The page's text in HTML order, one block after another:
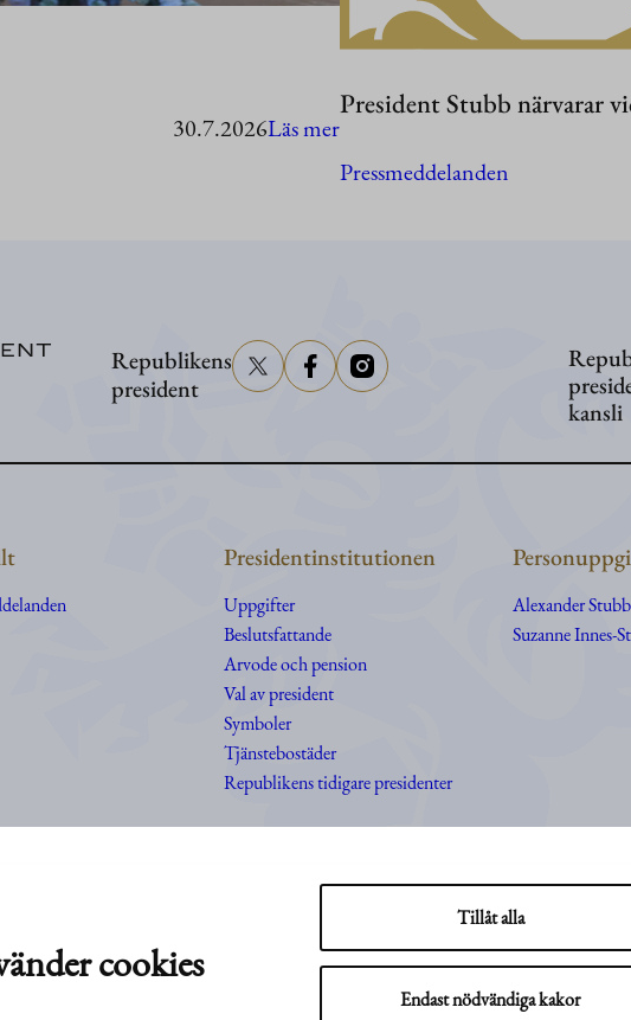
cookies
Tillåt alla
Endast nödvändiga kakor
30.7.2026Läs mer:
President
President Stubb närvarar
Pressmeddelanden
Republikens
president
kansli
Presidentinstitutionen
Uppgifter
Beslutsfattande
Arvode och pension
Val av president
Symboler
Tjänstebostäder
Republikens tidigare presidenter
Alexander Stubb
Suzanne Innes-